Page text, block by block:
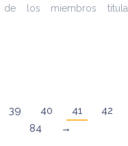
los miembros
39 40 41 42
84
→